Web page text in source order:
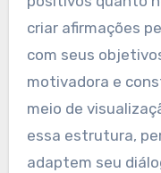
Os atletas
estrutura
identificando
Eles devem
de diálogo
positivos quanto